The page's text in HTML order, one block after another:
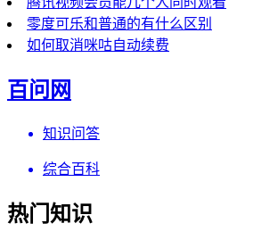
零度可乐和普通的有什么区别
如何取消咪咕自动续费
百问网
知识问答
综合百科
热门知识